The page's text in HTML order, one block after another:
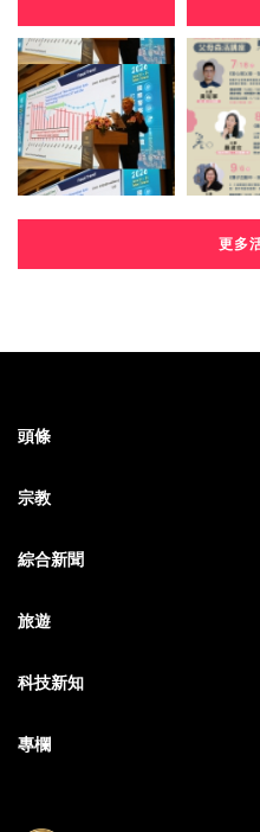
更多
頭條
宗教
綜合新聞
旅遊
科技新知
專欄